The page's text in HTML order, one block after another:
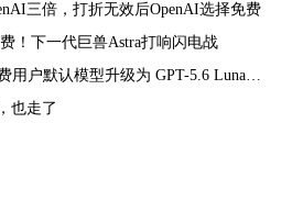
三倍，打折无效后OpenAI选择免费
！下一代巨兽Astra打响闪电战
也走了